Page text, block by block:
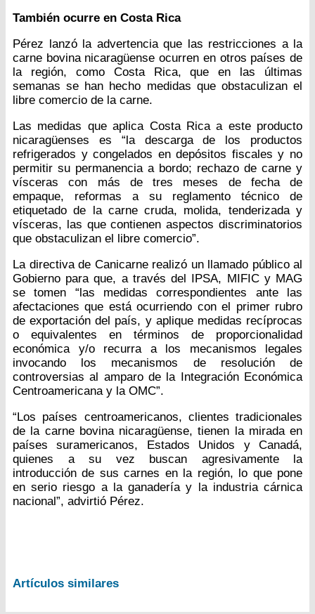
También ocurre en Costa Rica
Pérez lanzó la advertencia que las restricciones a la
carne bovina nicaragüense ocurren en otros países de
la región, como Costa Rica, que en las últimas
semanas se han hecho medidas que obstaculizan el
libre comercio de la carne.
Las medidas que aplica Costa Rica a este producto
nicaragüenses es “la descarga de los productos
refrigerados y congelados en depósitos fiscales y no
permitir su permanencia a bordo; rechazo de carne y
vísceras con más de tres meses de fecha de
empaque, reformas a su reglamento técnico de
etiquetado de la carne cruda, molida, tenderizada y
vísceras, las que contienen aspectos discriminatorios
que obstaculizan el libre comercio”.
La directiva de Canicarne realizó un llamado público al
Gobierno para que, a través del IPSA, MIFIC y MAG
se tomen “las medidas correspondientes ante las
afectaciones que está ocurriendo con el primer rubro
de exportación del país, y aplique medidas recíprocas
o equivalentes en términos de proporcionalidad
económica y/o recurra a los mecanismos legales
invocando los mecanismos de resolución de
controversias al amparo de la Integración Económica
Centroamericana y la OMC”.
“Los países centroamericanos, clientes tradicionales
de la carne bovina nicaragüense, tienen la mirada en
países suramericanos, Estados Unidos y Canadá,
quienes a su vez buscan agresivamente la
introducción de sus carnes en la región, lo que pone
en serio riesgo a la ganadería y la industria cárnica
nacional”, advirtió Pérez.
Artículos similares